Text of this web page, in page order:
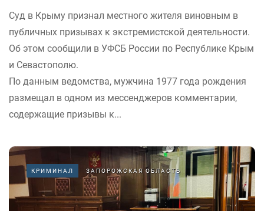
Суд в Крыму признал местного жителя виновным в
публичных призывах к экстремистской деятельности.
Об этом сообщили в УФСБ России по Республике Крым
и Севастополю.
По данным ведомства, мужчина 1977 года рождения
размещал в одном из мессенджеров комментарии,
содержащие призывы к...
КРИМИНАЛ ЗАПОРОЖСКАЯ ОБЛАСТЬ